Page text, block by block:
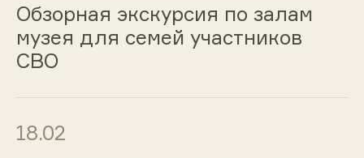
Обзорная экскурсия по залам
музея для семей участников
СВО
18.02